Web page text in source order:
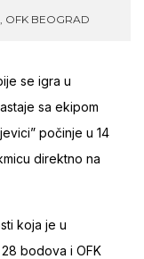
OFK BEOGRAD
se igra u
sa ekipom
počinje u 14
direktno na
koja je u
bodova i OFK